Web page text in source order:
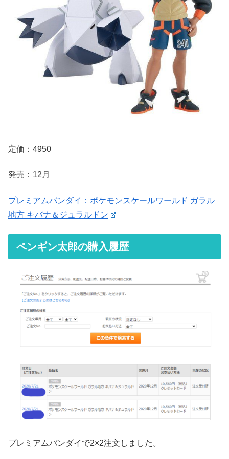
定価：4950
発売：12月
プレミアムバンダイ：ポケモンスケールワールド ガラル
地方 キバナ＆ジュラルドン
ペンギン太郎の購入履歴
プレミアムバンダイで2×2注文しました。